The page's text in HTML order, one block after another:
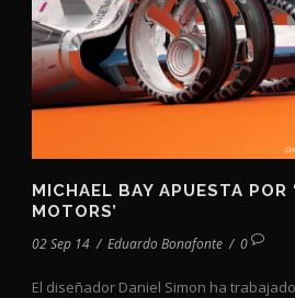
MICHAEL BAY APUESTA POR
MOTORS’
02 Sep 14 / Eduardo Bonafonte / 0
El diseñador Daniel Simon ha